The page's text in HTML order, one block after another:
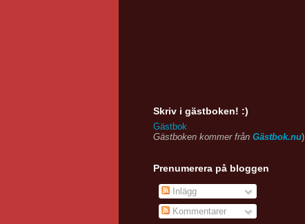
Skriv i gästboken! :)
Gästbok
Gästboken kommer från Gästbok.nu)
Prenumerera på bloggen
Inlägg
Kommentarer